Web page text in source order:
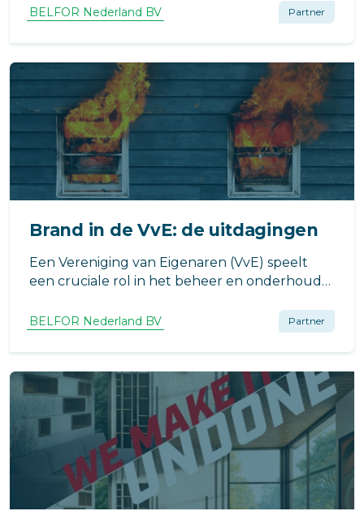
theorie is het antwoord vaak duidelijk. In de
praktijk leidt dit regelmatig tot discussie
tussen bewoner, VvE en verzekeraar.
BELFOR Nederland BV Partner
Brand in de VvE: de uitdagingen
Een Vereniging van Eigenaren (VvE) speelt
een cruciale rol in het beheer en onderhoud
appartementencomplex. Een van de meest
ingrijpende gebeurtenissen die een VvE kan
treffen, is brandschade.
BELFOR Nederland BV Partner